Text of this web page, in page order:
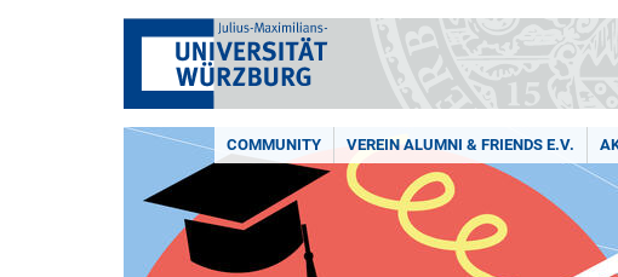
COMMUNITY VEREIN ALUMNI & FRIENDS E.V.